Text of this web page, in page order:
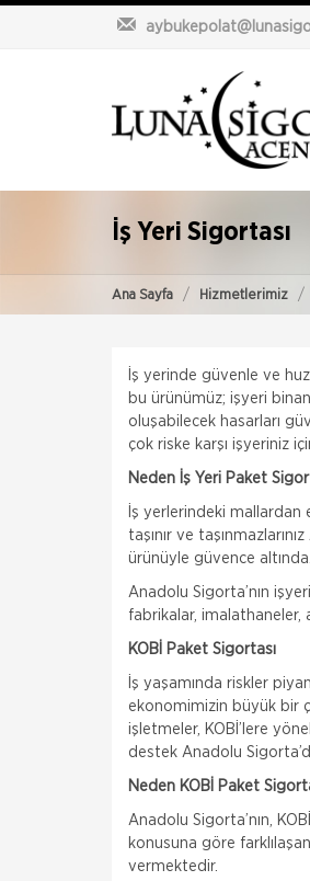
İş Yeri Sigortası
Ana Sayfa Hizmetlerimiz
İş yerinde güvenle ve
bu ürünümüz; işyeri
oluşabilecek hasarları
çok riske karşı işyeriniz
Neden İş Yeri Paket
İş yerlerindeki mallardan
taşınır ve
ürünüyle güvence altında.
Anadolu Sigorta’nın
fabrikalar, imalathaneler,
KOBİ Paket Sigortası
İş yaşamında riskler
ekonomimizin büyük bir
işletmeler, KOBİ’lere
destek Anadolu
Neden KOBİ Paket
Anadolu Sigorta’nın,
konusuna göre
vermektedir.